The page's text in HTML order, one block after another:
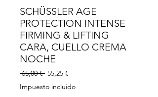
SCHÜSSLER AGE
PROTECTION INTENSE
FIRMING & LIFTING
CARA, CUELLO CREMA
NOCHE
65,00 € Precio
55,25 €
de
oferta
Impuesto incluido